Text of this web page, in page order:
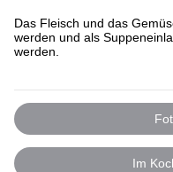
Das Fleisch und das
werden und als
werden.
Im